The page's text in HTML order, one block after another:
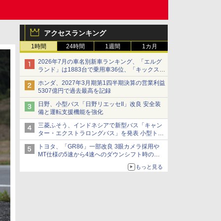
アクセスランキング
1時間 24時間 1週間 1カ月
2026年7月の車名別新車ランキング、「エルグ
ランド」は1883台で乗用車36位、「キックス」
は2591台で27位に
ホンダ、2027年3月期第1四半期決算の営業利益
5307億円で過去最高を記録
日野、小型バス「日野リエッセII」改良 安全装
備と運転支援機能を強化
三菱ふそう、インドネシアで新型バス「キャン
ター・エクストラロングバス」を発表 小型トラ
ックベースの観光・旅客輸送向けバス
トヨタ、「GR86」一部改良 3眼カメラ採用や
MT仕様の5速から4速へのダウンシフト時の操
もっと見る